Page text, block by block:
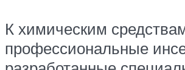
К химическим
профессиональные